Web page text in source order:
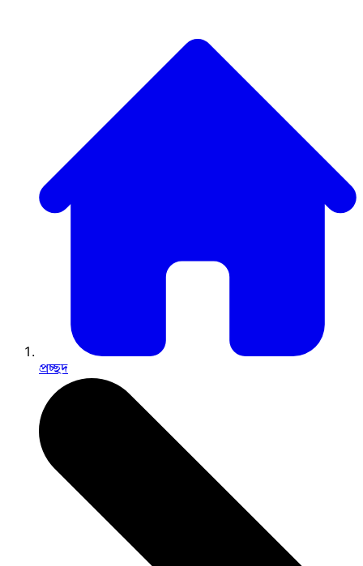
প্রচ্ছদ